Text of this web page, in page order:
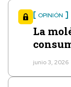
OPINIÓN
La
junio 3, 2026